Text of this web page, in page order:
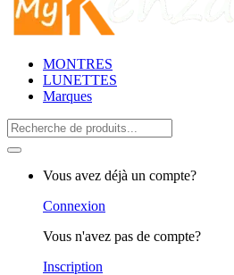
MONTRES
LUNETTES
Marques
Search
for:
Vous avez déjà un compte?
Connexion
Vous n'avez pas de compte?
Inscription